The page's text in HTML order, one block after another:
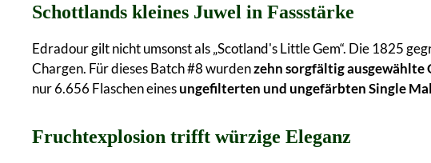
Schottlands kleines Juwel in Fassstärke
Edradour gilt nicht umsonst als „Scotland's Little Gem“. Die 1825
Chargen. Für dieses Batch #8 wurdenzehn sorgfältig ausgewählte
nur 6.656 Flaschen einesungefilterten und ungefärbten Single
Fruchtexplosion trifft würzige Eleganz